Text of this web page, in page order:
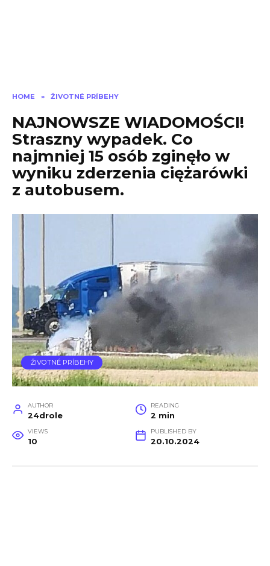
HOME » ŽIVOTNÉ PRÍBEHY
NAJNOWSZE WIADOMOŚCI!
Straszny wypadek. Co
najmniej 15 osób zginęło w
wyniku zderzenia ciężarówki
z autobusem.
ŽIVOTNÉ PRÍBEHY
AUTHOR
24drole
READING
2 min
VIEWS
10
PUBLISHED BY
20.10.2024